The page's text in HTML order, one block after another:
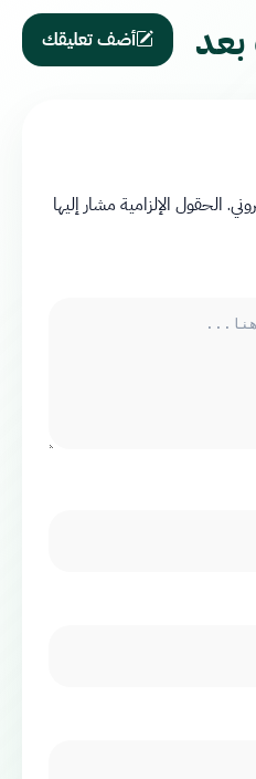
بعد أضف تعليقك
الحقول الإلزامية مشار إليها